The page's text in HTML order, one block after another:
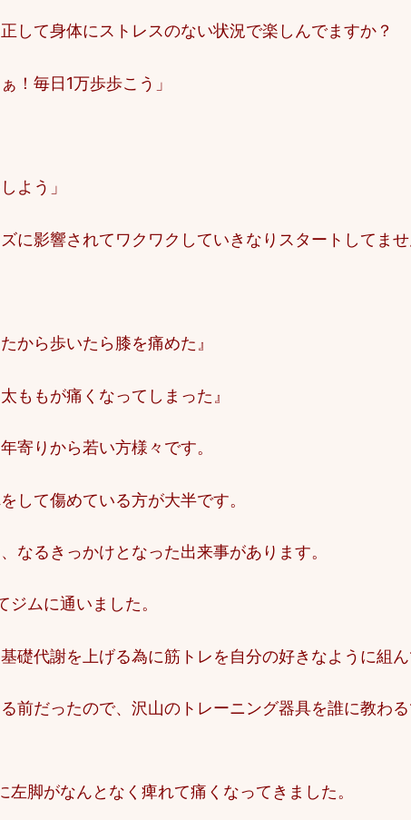
して身体にストレスのない状況で楽しんでますか？
！毎日1万歩歩こう」
よう」
に影響されてワクワクしていきなりスタートしてま
から歩いたら膝を痛めた』
ももが痛くなってしまった』
寄りから若い方様々です。
して傷めている方が大半です。
なるきっかけとなった出来事があります。
ムに通いました。
礎代謝を上げる為に筋トレを自分の好きなように組
前だったので、沢山のトレーニング器具を誰に教わ
脚がなんとなく痺れて痛くなってきました。